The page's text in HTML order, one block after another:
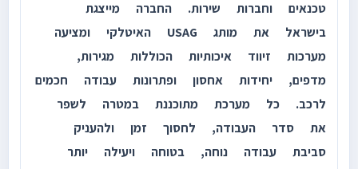
טכנאים וחברות שירות. החברה מייצגת
בישראל את מותג USAG האיטלקי ומציעה
מערכות זיווד איכותיות הכוללות מגירות,
מדפים, יחידות אחסון ופתרונות עבודה חכמים
לרכב. כל מערכת מתוכננת במטרה לשפר
את סדר העבודה, לחסוך זמן ולהעניק
סביבת עבודה נוחה, בטוחה ויעילה יותר